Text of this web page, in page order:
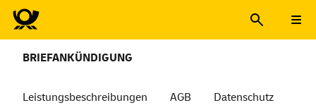
BRIEFANKÜNDIGUNG
Leistungsbeschreibungen AGB Datenschutz